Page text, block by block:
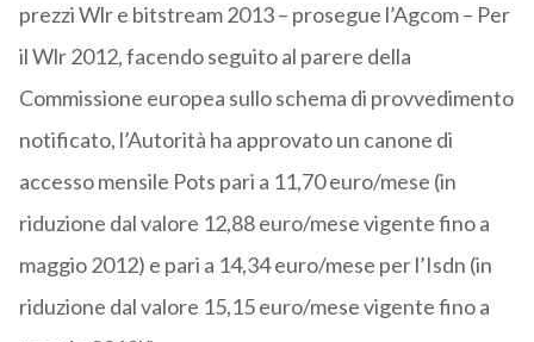
prezzi Wlr e bitstream 2013 – prosegue l’Agcom – Per
il Wlr 2012, facendo seguito al parere della
Commissione europea sullo schema di provvedimento
notificato, l’Autorità ha approvato un canone di
accesso mensile Pots pari a 11,70 euro/mese (in
riduzione dal valore 12,88 euro/mese vigente fino a
maggio 2012) e pari a 14,34 euro/mese per l’Isdn (in
riduzione dal valore 15,15 euro/mese vigente fino a